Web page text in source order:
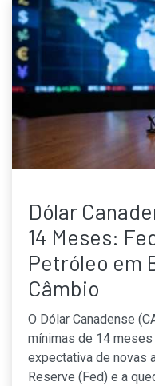
Dólar
14 Meses:
Petróleo em
Câmbio
O Dólar Canadense
mínimas de 14
expectativa de novas
Reserve (Fed) e a